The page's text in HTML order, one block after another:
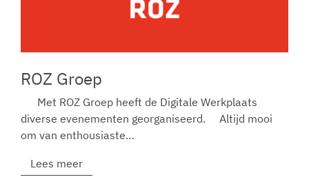
ROZ Groep
Met ROZ Groep heeft de Digitale Werkplaats
diverse evenementen georganiseerd. Altijd mooi
om van enthousiaste…
Lees meer